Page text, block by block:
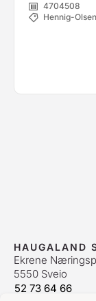
4704508
Hennig-
HAUGALAND
Ekrene
5550 Sveio
52 73 64 66